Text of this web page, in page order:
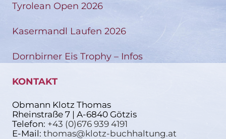
Tyrolean Open 2026
Kasermandl Laufen 2026
Dornbirner Eis Trophy – Infos
KONTAKT
Obmann Klotz Thomas
Rheinstraße 7 | A-6840 Götzis
Telefon: +43 (0)676 939 4191
E-Mail: thomas@klotz-buchhaltung.at